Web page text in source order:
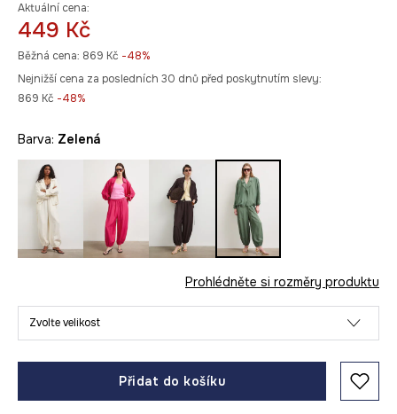
Aktuální cena:
449 Kč
Běžná cena: 869 Kč -48%
Nejnižší cena za posledních 30 dnů před poskytnutím slevy:
869 Kč -48%
Barva: zelená
Prohlédněte si rozměry produktu
Zvolte velikost
Přidat do košíku